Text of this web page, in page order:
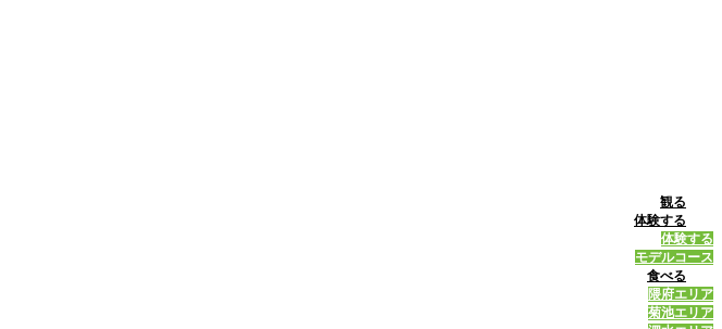
観る
体験する
体験する
モデルコース
食べる
隈府エリア
菊池エリア